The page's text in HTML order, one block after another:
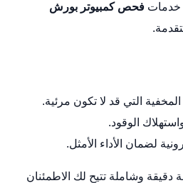
خدمات فحص كمبيوتر بورش
التي قد لا تكون مرئية.
الوقود.
لضمان الأداء الأمثل.
وشاملة تتيح لك الاطمئنان